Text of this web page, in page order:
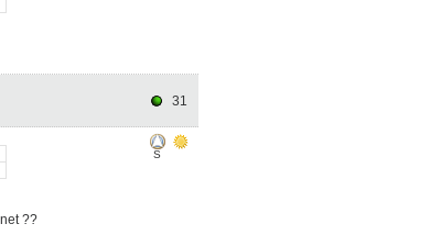
31
??
S